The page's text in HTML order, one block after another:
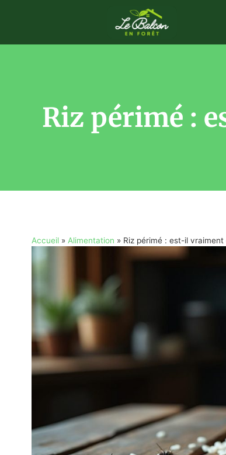
Riz périmé :
Accueil» Alimentation » Riz périmé : est-il